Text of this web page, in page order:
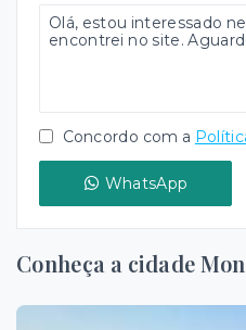
Concordo com a
WhatsApp
Conheça a cidade